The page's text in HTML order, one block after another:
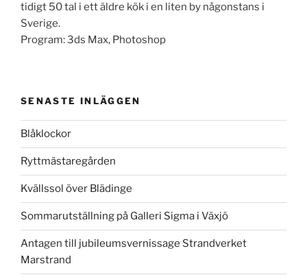
tidigt 50 tal i ett äldre kök i en liten by någonstans i
Sverige.
Program: 3ds Max, Photoshop
SENASTE INLÄGGEN
Blåklockor
Ryttmästaregården
Kvällssol över Blädinge
Sommarutställning på Galleri Sigma i Växjö
Antagen till jubileumsvernissage Strandverket
Marstrand